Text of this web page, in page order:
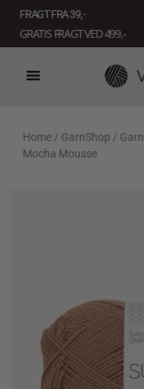
indholdet
FRAGT FRA 39, -
GRATIS FRAGT VED 499,-
Home / GarnShop / Garn
Mocha Mousse